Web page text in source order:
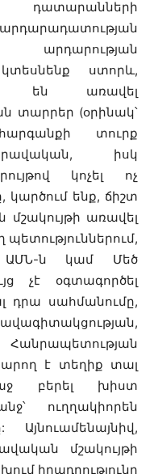
դատարանների
արդարության
ստորև,
են առավել
տարրեր (օրինակ՝
տուրք
իսկ
կոչել ոչ
կարծում ենք, ճիշտ
մշակույթի առավել
ԱՄՆ-ն կամ Մեծ
չէ օգտագործել
դրա սահմանումը,
է տեղիք տալ
բերել խիստ
ուղղակիորեն
Այնուամենայնիվ,
մշակույթի
իրադրությունը